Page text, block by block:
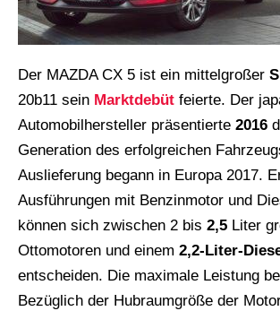
Der MAZDA CX 5 ist ein mittelgroßer
20b11 sein Marktdebüt feierte. Der
Automobilhersteller präsentierte 2016
Generation des erfolgreichen
Auslieferung begann in Europa 2017.
Ausführungen mit Benzinmotor und
können sich zwischen 2 bis 2,5 Liter
Ottomotoren und einem 2,2-Liter-
entscheiden. Die maximale Leistung
Bezüglich der Hubraumgröße der